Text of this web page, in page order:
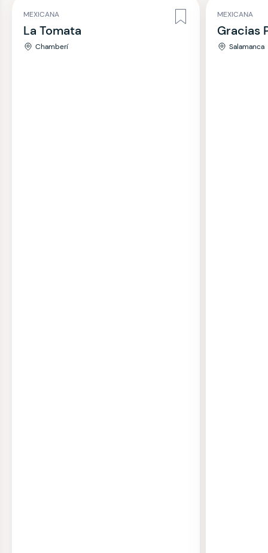
MEXICANA
La Tomata
Chamberí
MEXICANA
Gracias
Salamanca